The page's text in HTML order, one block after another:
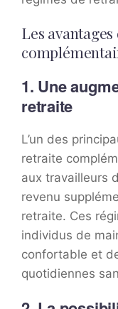
Les
1. Une
retraite
L’un des
retraite
aux travailleurs
revenu
retraite. Ces
individus de
confortable et
quotidiennes